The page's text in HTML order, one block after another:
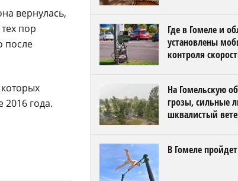
вернулась,
пор
после
2016 года.
Где в Гомеле и
установлены
контроля
На Гомельскую
грозы, сильные
шквалистый
В Гомеле